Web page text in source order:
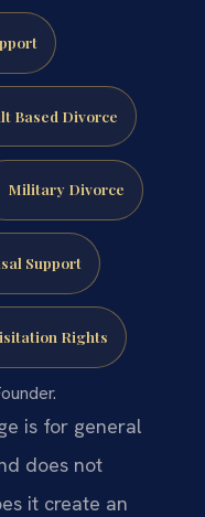
Based Divorce
Military Divorce
Support
Rights
is for general
does not
it create an